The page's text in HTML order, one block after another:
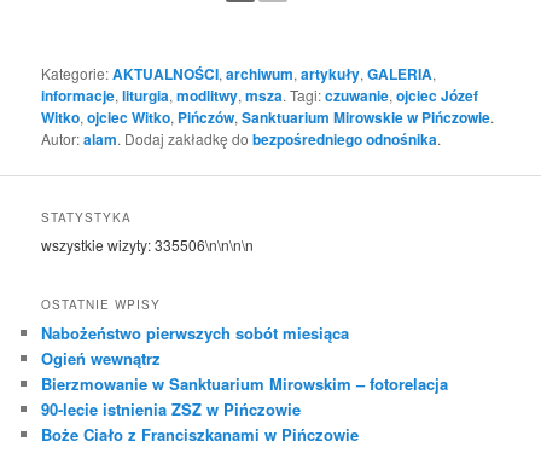
Kategorie:AKTUALNOŚCI,archiwum,artykuły,GALERIA,
informacje,liturgia,modlitwy,msza. Tagi:czuwanie,ojciec Józef
Witko,ojciec Witko, Pińczów,Sanktuarium Mirowskie w Pińczowie.
Autor:alam. Dodaj zakładkę dobezpośredniego odnośnika.
STATYSTYKA
wszystkie wizyty:335506\n\n\n\n
OSTATNIE WPISY
Nabożeństwo pierwszych sobót miesiąca
Ogień wewnątrz
Bierzmowanie w Sanktuarium Mirowskim – fotorelacja
90-lecie istnienia ZSZ w Pińczowie
Boże Ciało z Franciszkanami w Pińczowie